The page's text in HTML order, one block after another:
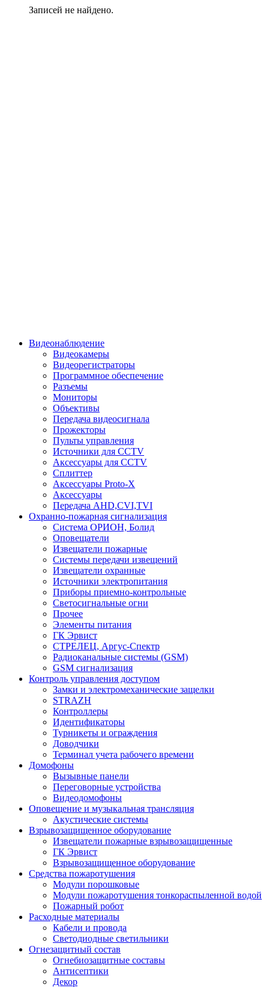
Записей не найдено.
Видеонаблюдение
Видеокамеры
Видеорегистраторы
Программное обеспечение
Разъемы
Мониторы
Объективы
Передача видеосигнала
Прожекторы
Пульты управления
Источники для CCTV
Аксессуары для CCTV
Сплиттер
Аксессуары Proto-X
Аксессуары
Передача AHD,CVI,TVI
Охранно-пожарная сигнализация
Система ОРИОН, Болид
Оповещатели
Извещатели пожарные
Системы передачи извещений
Извещатели охранные
Источники электропитания
Приборы приемно-контрольные
Светосигнальные огни
Прочее
Элементы питания
ГК Эрвист
СТРЕЛЕЦ, Аргус-Спектр
Радиоканальные системы (GSM)
GSM сигнализация
Контроль управления доступом
Замки и электромеханические защелки
STRAZH
Контроллеры
Идентификаторы
Турникеты и ограждения
Доводчики
Терминал учета рабочего времени
Домофоны
Вызывные панели
Переговорные устройства
Видеодомофоны
Оповещение и музыкальная трансляция
Акустические системы
Взрывозащищенное оборудование
Извещатели пожарные взрывозащищенные
ГК Эрвист
Взрывозащищенное оборудование
Средства пожаротушения
Модули порошковые
Модули пожаротушения тонкораспыленной водой
Пожарный робот
Расходные материалы
Кабели и провода
Светодиодные светильники
Огнезащитный состав
Огнебиозащитные составы
Антисептики
Декор